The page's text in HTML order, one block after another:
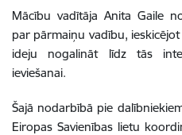
Mācību vadītāja Anita Gaile
par pārmaiņu vadību,
ideju nogalināt līdz tās
ieviešanai.
Šajā nodarbībā pie
Eiropas Savienības lietu